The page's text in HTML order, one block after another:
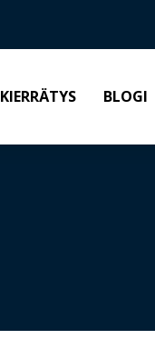
KIERRÄTYS BLOGI